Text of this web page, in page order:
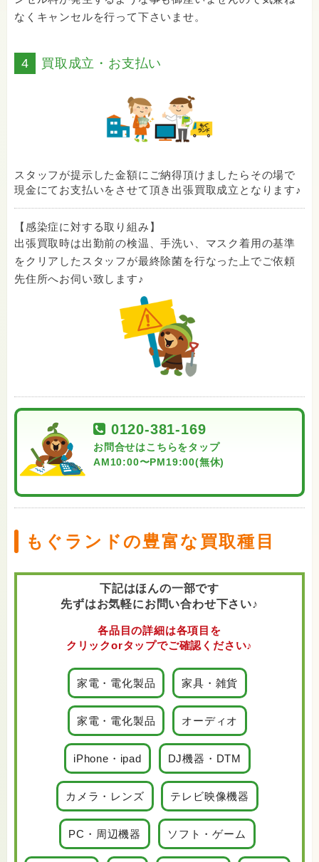
なくキャンセルを行って下さいませ。
4 買取成立・お支払い
スタッフが提示した金額にご納得頂けましたらその場で
現金にてお支払いをさせて頂き出張買取成立となります♪
【感染症に対する取り組み】
出張買取時は出勤前の検温、手洗い、マスク着用の基準
をクリアしたスタッフが最終除菌を行なった上でご依頼
先住所へお伺い致します♪
0120-381-169
お問合せはこちらをタップ
AM10:00〜PM19:00(無休)
もぐランドの豊富な買取種目
下記はほんの一部です
先ずはお気軽にお問い合わせ下さい♪
各品目の詳細は各項目を
クリックorタップでご確認ください♪
家電・電化製品 家具・雑貨
家電・電化製品 オーディオ
iPhone・ipad DJ機器・DTM
カメラ・レンズ テレビ映像機器
PC・周辺機器 ソフト・ゲーム